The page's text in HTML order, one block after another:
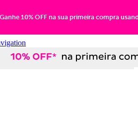
Ganhe 10% OFF na sua primeira compra